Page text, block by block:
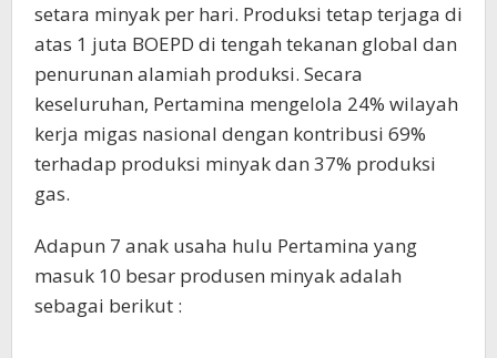
setara minyak per hari. Produksi tetap terjaga di
atas 1 juta BOEPD di tengah tekanan global dan
penurunan alamiah produksi. Secara
keseluruhan, Pertamina mengelola 24% wilayah
kerja migas nasional dengan kontribusi 69%
terhadap produksi minyak dan 37% produksi
gas.
Adapun 7 anak usaha hulu Pertamina yang
masuk 10 besar produsen minyak adalah
sebagai berikut :